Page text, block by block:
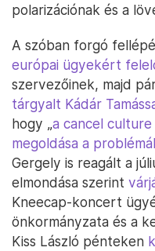
polarizációnak és a
A szóban forgó
európai ügyekért
szervezőinek, majd
tárgyalt Kádár
hogy „a cancel
megoldása a
Gergely is reagált a
elmondása szerint
Kneecap-koncert
önkormányzata és a
Kiss László pénteken